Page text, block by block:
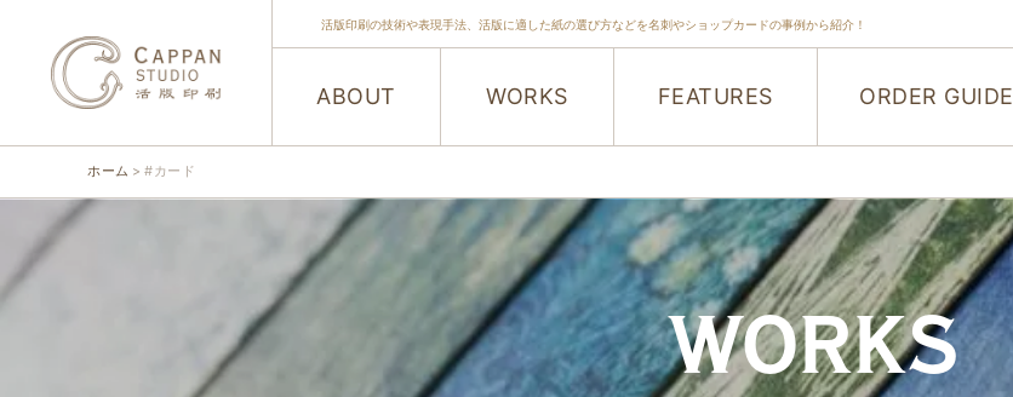
活版印刷の技術や表現手法、活版に適した紙の選び方などを名刺やショップカードの事例から紹介！
ABOUT WORKS FEATURES ORDER GUIDE
ホーム #カード
WORKS